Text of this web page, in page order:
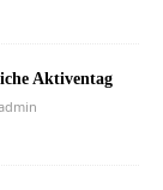
Aktiventag